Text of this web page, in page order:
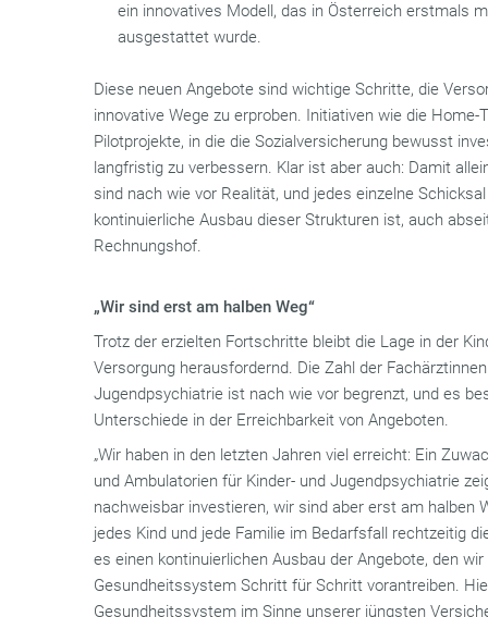
ein innovatives Modell, das in Österreich erstmals
ausgestattet wurde.
Diese neuen Angebote sind wichtige Schritte, die
innovative Wege zu erproben. Initiativen wie die
Pilotprojekte, in die die Sozialversicherung bewusst
langfristig zu verbessern. Klar ist aber auch: Damit
sind nach wie vor Realität, und jedes einzelne
kontinuierliche Ausbau dieser Strukturen ist, auch
Rechnungshof.
„Wir sind erst am halben Weg“
Trotz der erzielten Fortschritte bleibt die Lage in der
Versorgung herausfordernd. Die Zahl der
Jugendpsychiatrie ist nach wie vor begrenzt, und es
Unterschiede in der Erreichbarkeit von Angeboten.
„Wir haben in den letzten Jahren viel erreicht: Ein
und Ambulatorien für Kinder- und Jugendpsychiatrie
nachweisbar investieren, wir sind aber erst am halben
jedes Kind und jede Familie im Bedarfsfall rechtzeitig
es einen kontinuierlichen Ausbau der Angebote, den
Gesundheitssystem Schritt für Schritt vorantreiben.
Gesundheitssystem im Sinne unserer jüngsten